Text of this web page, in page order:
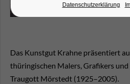
Das Kunstgut Krahne präsentiert
thüringischen Malers, Grafikers
Traugott Mörstedt (1925–2005).
Datenschutzerklärung